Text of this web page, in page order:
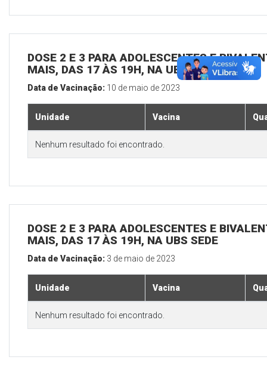
DOSE 2 E 3 PARA ADOLESCENTES E
MAIS, DAS 17 ÀS 19H, NA UBS SEDE
Data de Vacinação: 10 de maio de 2023
Unidade Vacina
Nenhum resultado foi encontrado.
DOSE 2 E 3 PARA ADOLESCENTES E
MAIS, DAS 17 ÀS 19H, NA UBS SEDE
Data de Vacinação: 3 de maio de 2023
Unidade Vacina
Nenhum resultado foi encontrado.